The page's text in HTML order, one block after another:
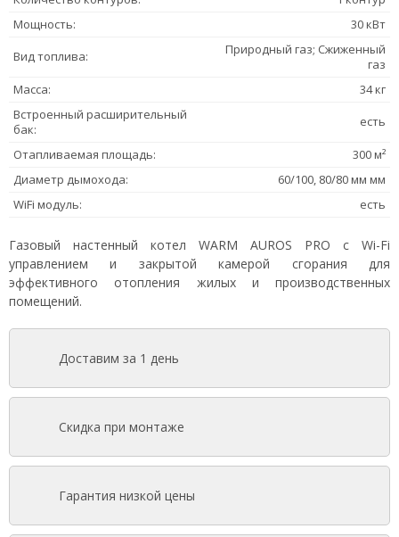
Мощность:
30 кВт
Вид топлива:
Природный газ; Сжиженный
газ
Масса:
34 кг
Встроенный расширительный
бак:
есть
Отапливаемая площадь:
300 м²
Диаметр дымохода:
60/100, 80/80 мм мм
WiFi модуль:
есть
Газовый настенный котел WARM AUROS PRO с Wi-Fi
управлением и закрытой камерой сгорания для
эффективного отопления жилых и производственных
помещений.
Доставим за 1 день
Скидка при монтаже
Гарантия низкой цены